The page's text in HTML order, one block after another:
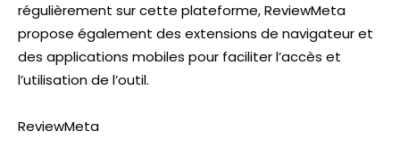
régulièrement sur cette plateforme, ReviewMeta
propose également des extensions de navigateur et
des applications mobiles pour faciliter l’accès et
l’utilisation de l’outil.
ReviewMeta